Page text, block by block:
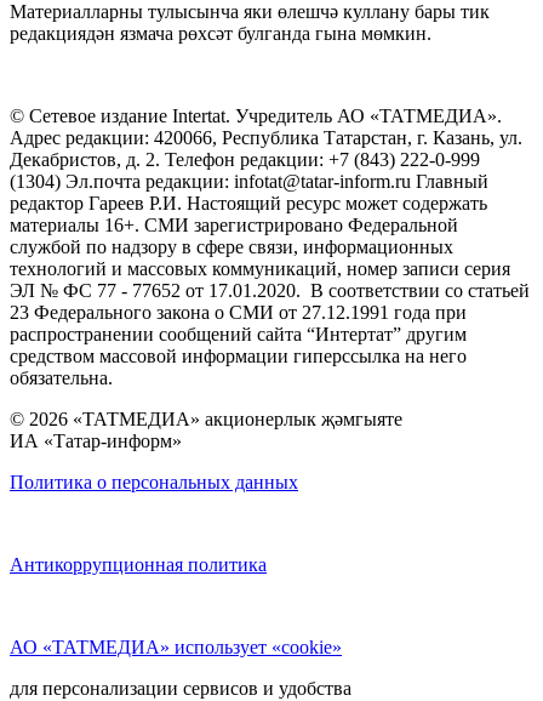
Материалларны тулысынча яки өлешчә куллану бары тик
редакциядән язмача рөхсәт булганда гына мөмкин.
© Сетевое издание Intertat. Учредитель АО «ТАТМЕДИА».
Адрес редакции: 420066, Республика Татарстан, г. Казань, ул.
Декабристов, д. 2. Телефон редакции: +7 (843) 222-0-999
(1304) Эл.почта редакции: infotat@tatar-inform.ru Главный
редактор Гареев Р.И. Настоящий ресурс может содержать
материалы 16+. СМИ зарегистрировано Федеральной
службой по надзору в сфере связи, информационных
технологий и массовых коммуникаций, номер записи серия
ЭЛ № ФС 77 - 77652 от 17.01.2020. В соответствии со статьей
23 Федерального закона о СМИ от 27.12.1991 года при
распространении сообщений сайта “Интертат” другим
средством массовой информации гиперссылка на него
обязательна.
© 2026 «ТАТМЕДИА» акционерлык җәмгыяте
ИА «Татар-информ»
Политика о персональных данных
Антикоррупционная политика
АО «ТАТМЕДИА» использует «cookie»
для персонализации сервисов и удобства